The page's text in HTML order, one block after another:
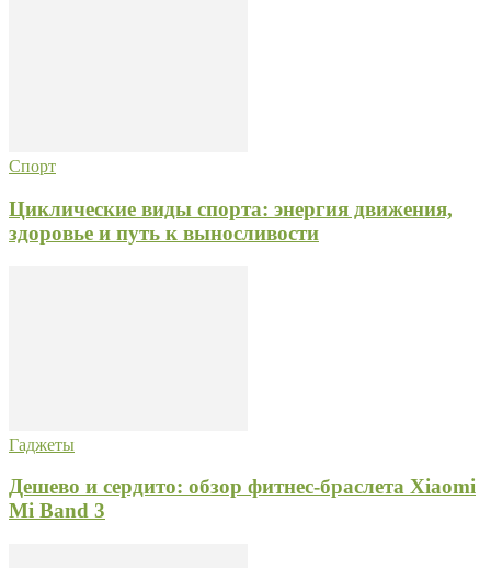
Спорт
Циклические виды спорта: энергия движения,
здоровье и путь к выносливости
Гаджеты
Дешево и сердито: обзор фитнес-браслета Xiaomi
Mi Band 3